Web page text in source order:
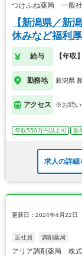
つけふね薬局 一般社
【新潟県／新
休みなど福利
給与 【年収
勤務地 新潟県
アクセス ※お問い
年収550万円以上可 新
求人の詳細
更新日：2024年4月22日
正社員 調剤薬局
アリア調剤薬局 株